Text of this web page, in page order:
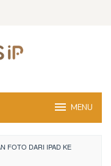
MENU
FOTO DARI IPAD KE